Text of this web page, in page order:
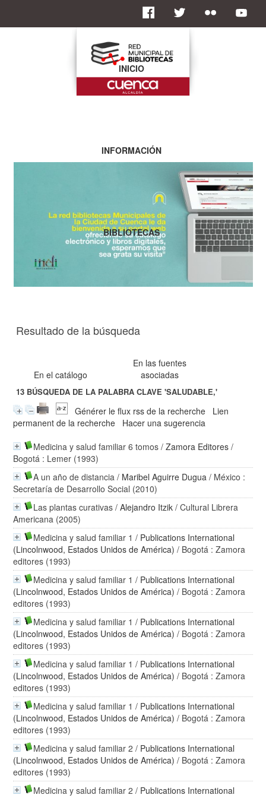
Resultado de la búsqueda
En el catálogo
En las fuentes
asociadas
13 BÚSQUEDA DE LA PALABRA CLAVE'SALUDABLE,'
Générer le flux rss de la recherche
Lien
permanent de la recherche
Hacer una sugerencia
Medicina y salud familiar 6 tomos /Zamora Editores /
Bogotá : Lemer (1993)
A un año de distancia / Maribel Aguirre Dugua / México :
Secretaría de Desarrollo Social (2010)
Las plantas curativas /Alejandro Itzik / Cultural Librera
Americana (2005)
Medicina y salud familiar 1 / Publications International
(Lincolnwood, Estados Unidos de América) / Bogotá : Zamora
editores (1993)
Medicina y salud familiar 1 / Publications International
(Lincolnwood, Estados Unidos de América) / Bogotá : Zamora
editores (1993)
Medicina y salud familiar 1 / Publications International
(Lincolnwood, Estados Unidos de América) / Bogotá : Zamora
editores (1993)
Medicina y salud familiar 1 / Publications International
(Lincolnwood, Estados Unidos de América) / Bogotá : Zamora
editores (1993)
Medicina y salud familiar 1 / Publications International
(Lincolnwood, Estados Unidos de América) / Bogotá : Zamora
editores (1993)
Medicina y salud familiar 2 / Publications International
(Lincolnwood, Estados Unidos de América) / Bogotá : Zamora
editores (1993)
Medicina y salud familiar 2 / Publications International
INICIO
INFORMACIÓN
BIBLIOTECAS